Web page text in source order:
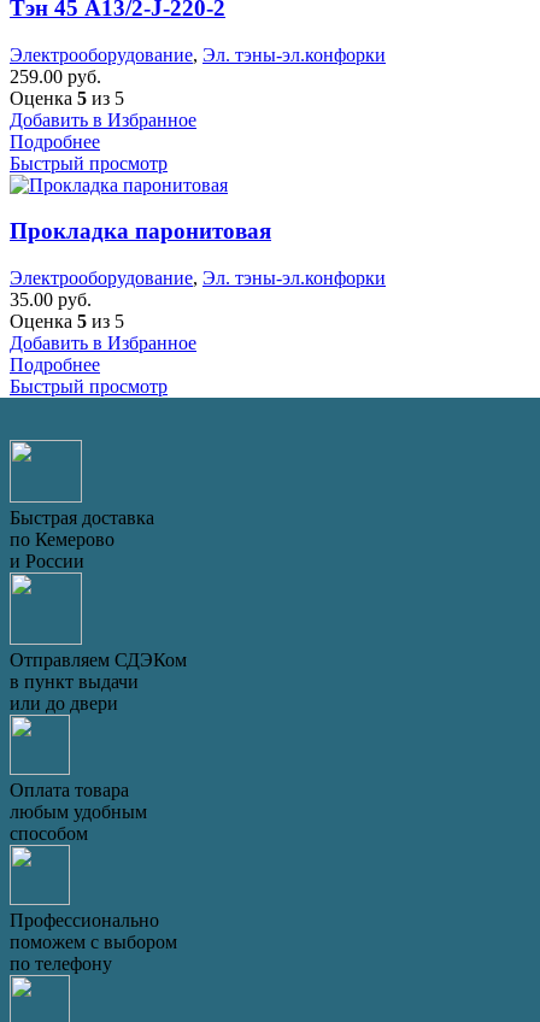
Тэн 45 А13/2-J-220-2
Электрооборудование, Эл. тэны-эл.конфорки
259.00 руб.
Оценка 5 из 5
Добавить в Избранное
Подробнее
Быстрый просмотр
Прокладка паронитовая
Электрооборудование, Эл. тэны-эл.конфорки
35.00 руб.
Оценка 5 из 5
Добавить в Избранное
Подробнее
Быстрый просмотр
Быстрая доставка
по Кемерово
и России
Отправляем СДЭКом
в пункт выдачи
или до двери
Оплата товара
любым удобным
способом
Профессионально
поможем с выбором
по телефону